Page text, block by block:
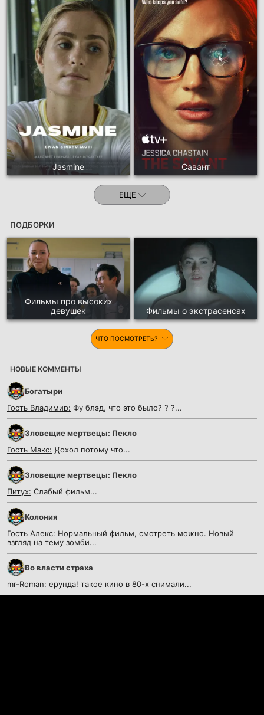
Jasmine Савант
ЕЩЕ
ПОДБОРКИ
Фильмы про высоких
девушек
Фильмы о экстрасенсах
ЧТО ПОСМОТРЕТЬ?
НОВЫЕ КОММЕНТЫ
Богатыри
Гость Владимир: Фу блэд, что это было? ? ?...
Зловещие мертвецы: Пекло
Гость Макс: }{охол потому что...
Зловещие мертвецы: Пекло
Питух: Слабый фильм...
Колония
Гость Алекс: Нормальный фильм, смотреть можно. Новый
взгляд на тему зомби...
Во власти страха
mr-Roman: ерунда! такое кино в 80-х снимали...